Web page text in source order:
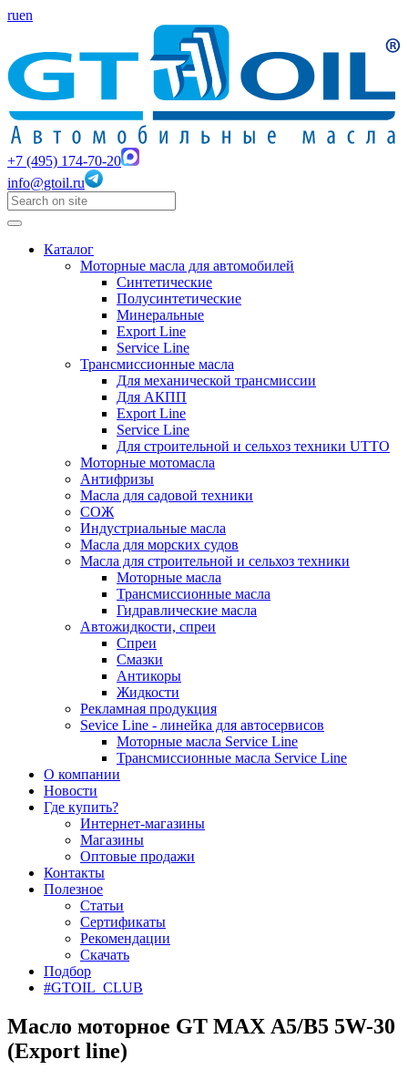
ruen
+7 (495) 174-70-20
info@gtoil.ru
Каталог
Моторные масла для автомобилей
Синтетические
Полусинтетические
Минеральные
Export Line
Service Line
Трансмиссионные масла
Для механической трансмиссии
Для АКПП
Export Line
Service Line
Для строительной и сельхоз техники UTTO
Моторные мотомасла
Антифризы
Масла для садовой техники
СОЖ
Индустриальные масла
Масла для морских судов
Масла для строительной и сельхоз техники
Моторные масла
Трансмиссионные масла
Гидравлические масла
Автожидкости, спреи
Спреи
Смазки
Антикоры
Жидкости
Рекламная продукция
Sevice Line - линейка для автосервисов
Моторные масла Service Line
Трансмиссионные масла Service Line
О компании
Новости
Где купить?
Интернет-магазины
Магазины
Оптовые продажи
Контакты
Полезное
Статьи
Сертификаты
Рекомендации
Скачать
Подбор
#GTOIL_CLUB
Масло моторное GT MAX А5/В5 5W-30
(Export line)